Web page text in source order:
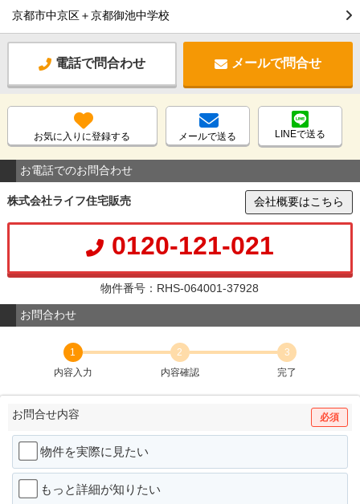
京都市中京区＋京都御池中学校
電話で問合わせ メールで問合せ
お気に入りに登録する メールで送る LINEで送る
お電話でのお問合わせ
株式会社ライフ住宅販売 会社概要はこちら
0120-121-021
物件番号：RHS-064001-37928
お問合わせ
1
内容入力
2
内容確認
3
完了
お問合せ内容 必須
物件を実際に見たい
もっと詳細が知りたい